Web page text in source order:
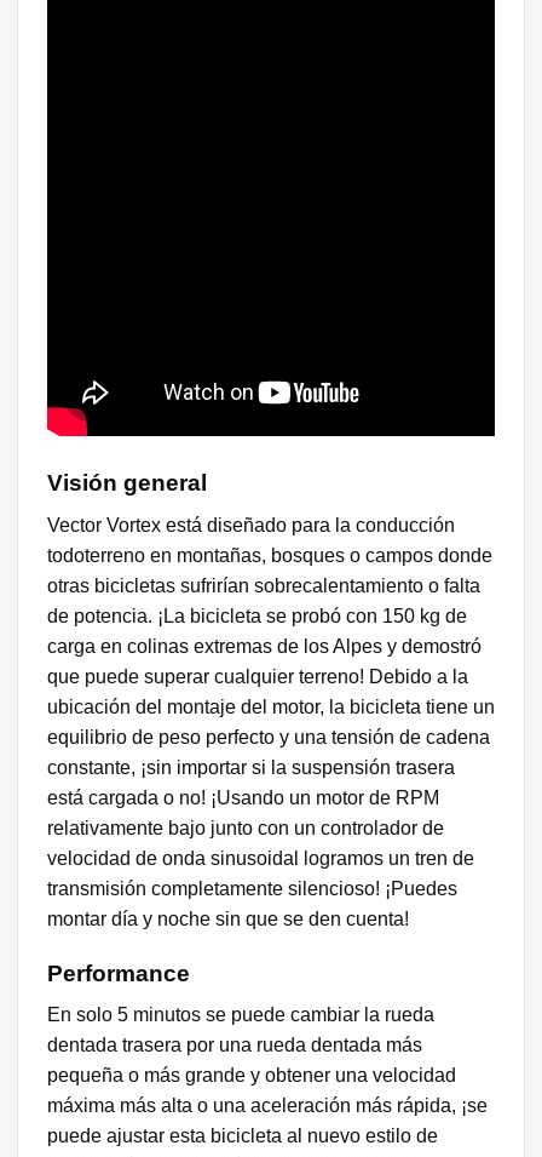
Visión general
Vector Vortex está diseñado para la conducción
todoterreno en montañas, bosques o campos donde
otras bicicletas sufrirían sobrecalentamiento o falta
de potencia. ¡La bicicleta se probó con 150 kg de
carga en colinas extremas de los Alpes y demostró
que puede superar cualquier terreno! Debido a la
ubicación del montaje del motor, la bicicleta tiene un
equilibrio de peso perfecto y una tensión de cadena
constante, ¡sin importar si la suspensión trasera
está cargada o no! ¡Usando un motor de RPM
relativamente bajo junto con un controlador de
velocidad de onda sinusoidal logramos un tren de
transmisión completamente silencioso! ¡Puedes
montar día y noche sin que se den cuenta!
Performance
En solo 5 minutos se puede cambiar la rueda
dentada trasera por una rueda dentada más
pequeña o más grande y obtener una velocidad
máxima más alta o una aceleración más rápida, ¡se
puede ajustar esta bicicleta al nuevo estilo de